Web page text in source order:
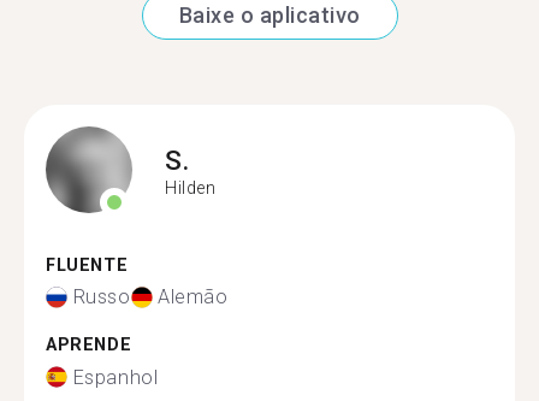
Baixe o aplicativo
S.
Hilden
FLUENTE
Russo Alemão
APRENDE
Espanhol